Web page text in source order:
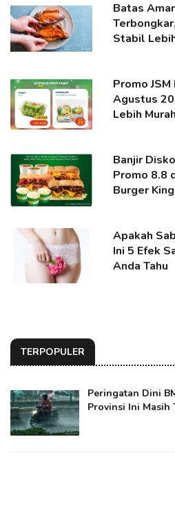
Batas
Stabil
Promo
Agustus
Lebih
Banjir
Promo 8.8
Burger King
Apakah
Ini 5 Efek
Anda Tahu
TERPOPULER
Peringatan Dini
Provinsi Ini Masih